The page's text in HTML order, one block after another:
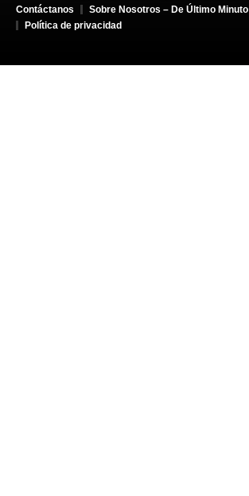
Contáctanos
Sobre Nosotros – De Último Minuto
Política de privacidad